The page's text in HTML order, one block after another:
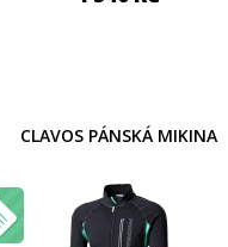
CLAVOS PÁNSKÁ MIKINA